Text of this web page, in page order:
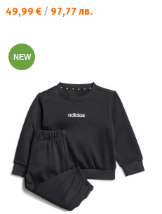
Текуща цена:
49,99 € / 97,77 лв.
NEW